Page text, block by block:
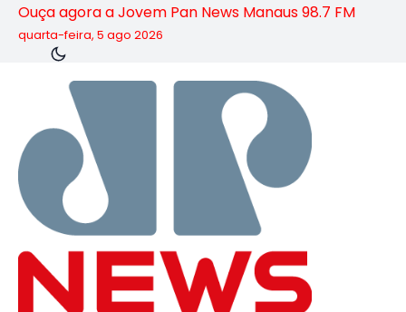
Ouça agora a Jovem Pan News Manaus 98.7 FM
quarta-feira, 5 ago 2026